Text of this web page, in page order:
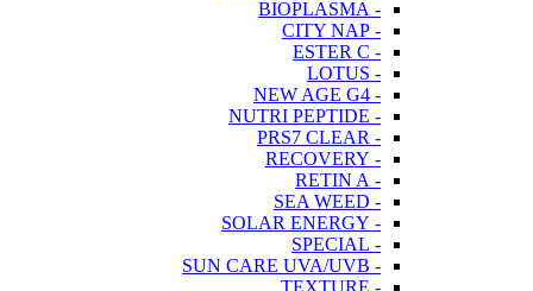
- BIOPLASMA
- CITY NAP
- ESTER C
- LOTUS
- NEW AGE G4
- NUTRI PEPTIDE
- PRS7 CLEAR
- RECOVERY
- RETIN A
- SEA WEED
- SOLAR ENERGY
- SPECIAL
- SUN CARE UVA/UVB
- TEXTURE